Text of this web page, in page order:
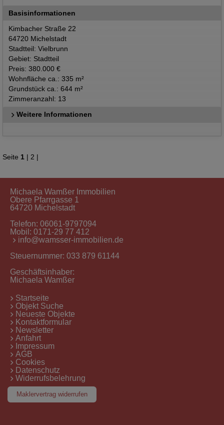
Basisinformationen
Kimbacher Straße 22
64720 Michelstadt
Stadtteil: Vielbrunn
Gebiet: Stadtteil
Preis: 380.000 €
Wohnfläche ca.: 335 m²
Grundstück ca.: 644 m²
Zimmeranzahl: 13
Weitere Informationen
Seite 1 | 2 |
Michaela Wamßer Immobilien
Obere Pfarrgasse 1
64720 Michelstadt
Telefon: 06061-9797094
Mobil: 0171-29 77 412
info@wamsser-immobilien.de
Steuernummer: 033 879 61144
Geschäftsinhaber:
Michaela Wamßer
Startseite
Objekt Suche
Neueste Objekte
Kontaktformular
Newsletter
Anfahrt
Impressum
AGB
Cookies
Datenschutz
Widerrufsbelehrung
Maklervertrag widerrufen